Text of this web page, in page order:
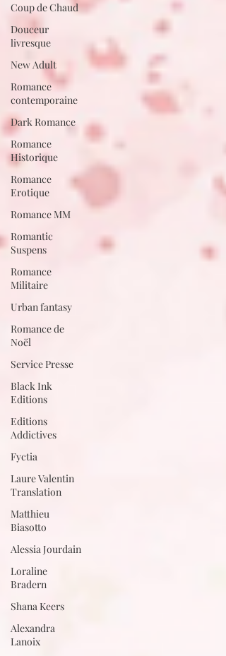
Coup de Chaud
Douceur
livresque
New Adult
Romance
contemporaine
Dark Romance
Romance
Historique
Romance
Erotique
Romance MM
Romantic
Suspens
Romance
Militaire
Urban fantasy
Romance de
Noël
Service Presse
Black Ink
Editions
Editions
Addictives
Fyctia
Laure Valentin
Translation
Matthieu
Biasotto
Alessia Jourdain
Loraline
Bradern
Shana Keers
Alexandra
Lanoix